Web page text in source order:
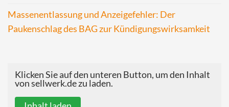
Massenentlassung und Anzeigefehler: Der
Paukenschlag des BAG zur Kündigungswirksamkeit
Klicken Sie auf den unteren Button, um den Inhalt
von sellwerk.de zu laden.